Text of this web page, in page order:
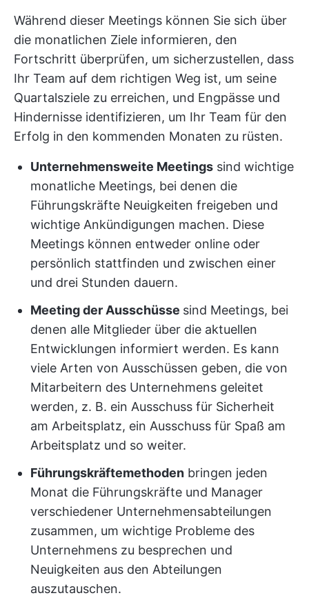
Während dieser Meetings können Sie sich über
die monatlichen Ziele informieren, den
Fortschritt überprüfen, um sicherzustellen, dass
Ihr Team auf dem richtigen Weg ist, um seine
Quartalsziele zu erreichen, und Engpässe und
Hindernisse identifizieren, um Ihr Team für den
Erfolg in den kommenden Monaten zu rüsten.
Unternehmensweite Meetings sind wichtige
monatliche Meetings, bei denen die
Führungskräfte Neuigkeiten freigeben und
wichtige Ankündigungen machen. Diese
Meetings können entweder online oder
persönlich stattfinden und zwischen einer
und drei Stunden dauern.
Meeting der Ausschüsse sind Meetings, bei
denen alle Mitglieder über die aktuellen
Entwicklungen informiert werden. Es kann
viele Arten von Ausschüssen geben, die von
Mitarbeitern des Unternehmens geleitet
werden, z. B. ein Ausschuss für Sicherheit
am Arbeitsplatz, ein Ausschuss für Spaß am
Arbeitsplatz und so weiter.
Führungskräftemethoden bringen jeden
Monat die Führungskräfte und Manager
verschiedener Unternehmensabteilungen
zusammen, um wichtige Probleme des
Unternehmens zu besprechen und
Neuigkeiten aus den Abteilungen
auszutauschen.